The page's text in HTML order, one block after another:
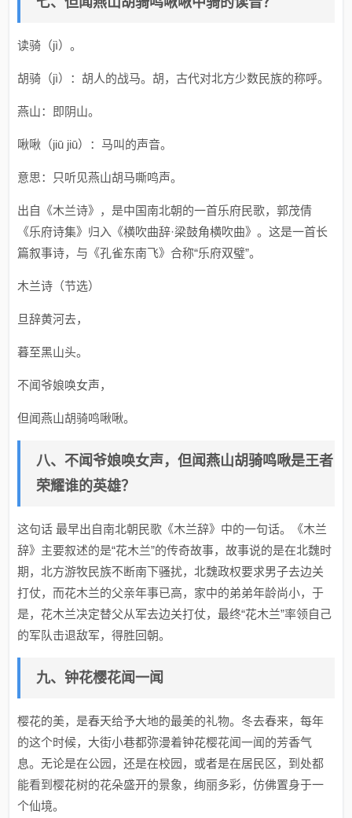
读骑（jì）。
胡骑（jì）：胡人的战马。胡，古代对北方少数民族的称呼。
燕山：即阴山。
啾啾（jiū jiū）：马叫的声音。
意思：只听见燕山胡马嘶鸣声。
出自《木兰诗》，是中国南北朝的一首乐府民歌，郭茂倩
《乐府诗集》归入《横吹曲辞·梁鼓角横吹曲》。这是一首长
篇叙事诗，与《孔雀东南飞》合称“乐府双璧”。
木兰诗（节选）
旦辞黄河去，
暮至黑山头。
不闻爷娘唤女声，
但闻燕山胡骑鸣啾啾。
八、不闻爷娘唤女声，但闻燕山胡骑鸣啾是王者
荣耀谁的英雄？
这句话 最早出自南北朝民歌《木兰辞》中的一句话。《木兰
辞》主要叙述的是“花木兰”的传奇故事，故事说的是在北魏时
期，北方游牧民族不断南下骚扰，北魏政权要求男子去边关
打仗，而花木兰的父亲年事已高，家中的弟弟年龄尚小，于
是，花木兰决定替父从军去边关打仗，最终“花木兰”率领自己
的军队击退敌军，得胜回朝。
九、钟花樱花闻一闻
樱花的美，是春天给予大地的最美的礼物。冬去春来，每年
的这个时候，大街小巷都弥漫着钟花樱花闻一闻的芳香气
息。无论是在公园，还是在校园，或者是在居民区，到处都
能看到樱花树的花朵盛开的景象，绚丽多彩，仿佛置身于一
个仙境。